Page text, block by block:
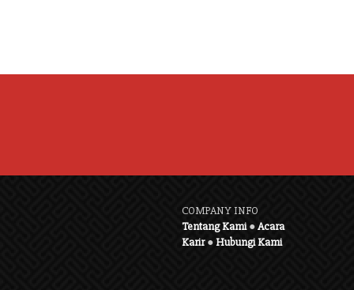
COMPANY INFO
Tentang Kami●Acara
Karir●Hubungi Kami